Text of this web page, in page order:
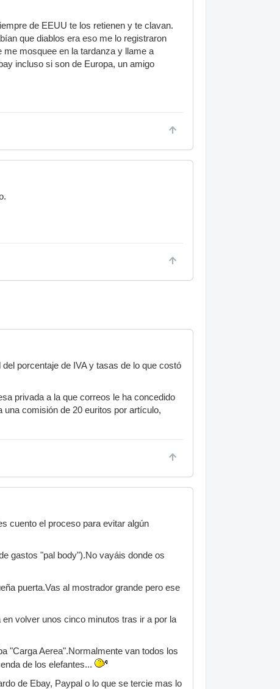
de EEUU te los retienen y te clavan.
que diablos era eso me lo registraron
mosquee en la tardanza y llame a
incluso si son de Europa, un amigo
porcentaje de IVA y tasas de lo que costó
privada a la que correos le ha concedido
comisión de 20 euritos por artículo,
cuento el proceso para evitar algún
gastos "pal body").No vayáis donde os
puerta.Vas al mostrador grande pero ese
en volver unos cinco minutos tras ir a por la
"Carga Aerea".Normalmente van todos los
de los elefantes...
de Ebay, Paypal o lo que se tercie mas lo